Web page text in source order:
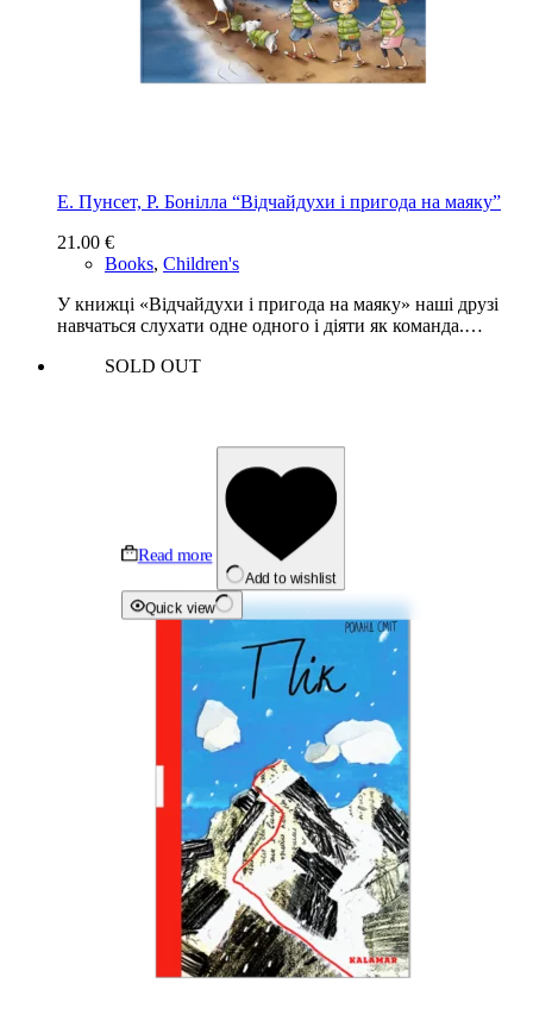
Е. Пунсет, Р. Бонілла “Відчайдухи і пригода на маяку”
21.00 €
Books, Children's
У книжці «Відчайдухи і пригода на маяку» наші друзі
навчаться слухати одне одного і діяти як команда.…
SOLD OUT
Read more
Add to wishlist
Quick view